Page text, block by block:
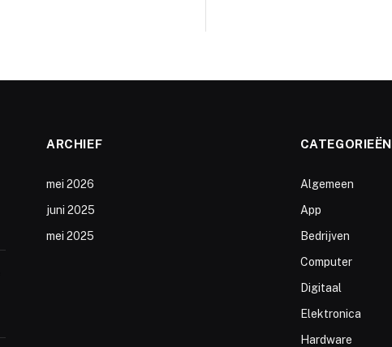
ARCHIEF
mei 2026
juni 2025
mei 2025
CATEGORIEËN
Algemeen
App
Bedrijven
Computer
Digitaal
Elektronica
Hardware